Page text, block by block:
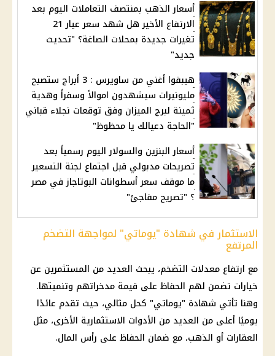
أسعار الذهب بمنتصف التعاملات اليوم بعد
الارتفاع الأخير هل شهد سعر عيار 21
تغيرات جديدة بمحلات الصاغة؟ "تحديث
جديد"
هيبقوا أغني من ساويرس : 3 أبراج ستصبح
مليونيرات سيشهدون اموالاً وسفراً وهدية
ثمينة لبرج الميزان وفق توقعات نجلاء قباني
"الحاجة دعيالك يا محظوظ"
أسعار البنزين والسولار اليوم رسمياً بعد
تصريحات مدبولي قبل اجتماع لجنة التسعير
ما موقف سعر أسطوانات البوتاجاز في مصر
؟ "تصريح مفاجئ"
الاستثمار في شهادة "يوماتي" لمواجهة التضخم
المرتفع
مع ارتفاع معدلات التضخم، يبحث العديد من المستثمرين عن
خيارات تضمن لهم الحفاظ على قيمة مدخراتهم وتنميتها.
وهنا تأتي شهادة "يوماتي" كحل مثالي، حيث تقدم عائدًا
يوميًا أعلى من العديد من الأدوات الاستثمارية الأخرى، مثل
العقارات أو الذهب، مع ضمان الحفاظ على رأس المال.